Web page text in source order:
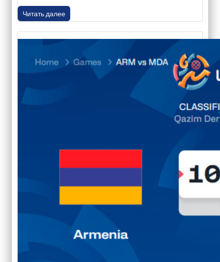
Читать далее